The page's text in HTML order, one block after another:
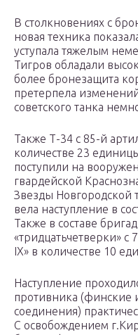
В столкновениях с
новая техника
уступала тяжелым
Тигров обладали
более бронезащита
претерпела
советского танка
Также Т-34 с 85-й
количестве 23
поступили на
гвардейской
Звезды Новгородской
вела наступление в
Также в составе
«тридцатьчетверки»
IX» в количестве 10
Наступление
противника (финские
соединения)
С освобождением